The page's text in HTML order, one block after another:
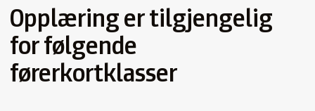
Opplæring er tilgjengelig
for følgende
førerkortklasser